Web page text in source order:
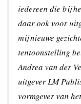
iedereen die bij
daar ook voor
mij nieuwe
tentoonstelling
Andrea van der
uitgever LM
vormgever van